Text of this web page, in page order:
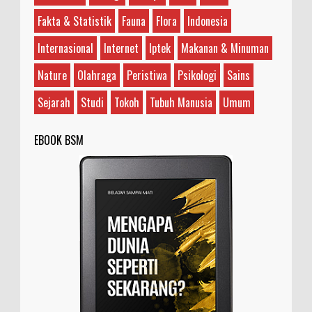
Guru?
Satriani dengan Steve Vai, sebenarnya siapa
yang guru dan siapa yang murid? Teman saya bilan...
Fakta & Statistik
Fauna Flora
Indonesia
Internasional
Internet Iptek
Makanan & Minuman
Nature
Olahraga Peristiwa Psikologi
Sains
Sejarah
Studi Tokoh Tubuh Manusia Umum
EBOOK BSM